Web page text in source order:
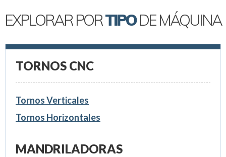
EXPLORAR PORTIPODE MÁQUINA
TORNOS CNC
Tornos Verticales
Tornos Horizontales
MANDRILADORAS